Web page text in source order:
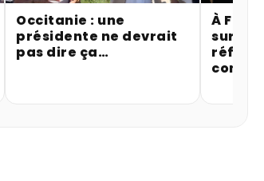
Occitanie : une
présidente ne devrait
pas dire ça…
À
sur la
contre